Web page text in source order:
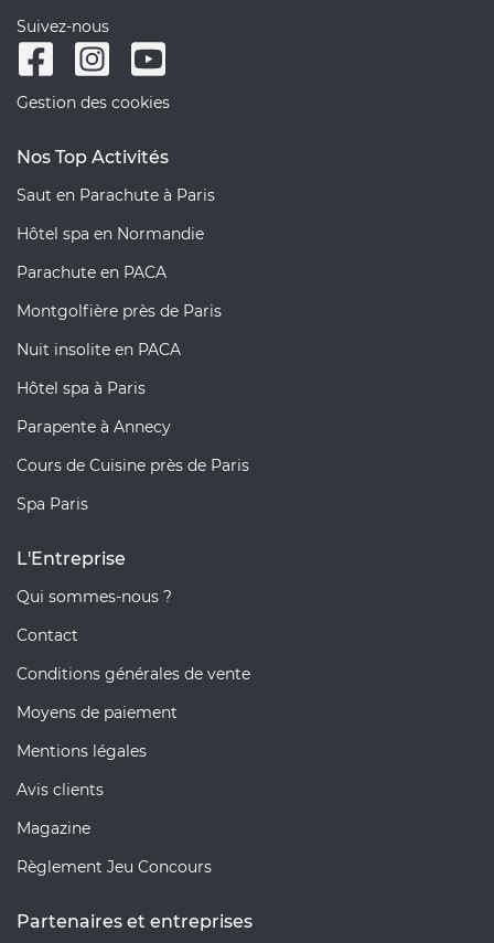
Suivez-nous
Gestion des cookies
Nos Top Activités
Saut en Parachute à Paris
Hôtel spa en Normandie
Parachute en PACA
Montgolfière près de Paris
Nuit insolite en PACA
Hôtel spa à Paris
Parapente à Annecy
Cours de Cuisine près de Paris
Spa Paris
L'Entreprise
Qui sommes-nous ?
Contact
Conditions générales de vente
Moyens de paiement
Mentions légales
Avis clients
Magazine
Règlement Jeu Concours
Partenaires et entreprises